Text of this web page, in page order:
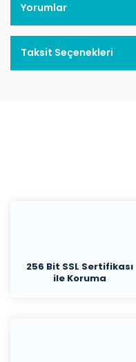
Yorumlar
Taksit Seçenekleri
256 Bit SSL Sertifikası
ile Koruma